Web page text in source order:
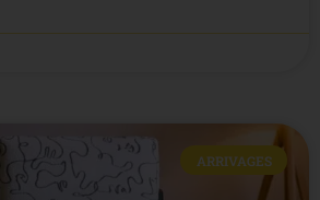
ARRIVAGES